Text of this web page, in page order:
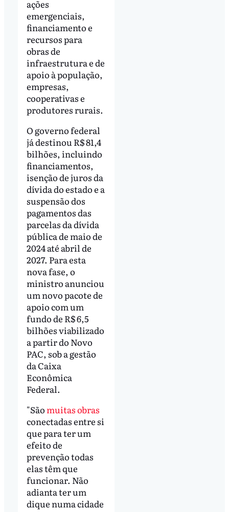
ações
emergenciais,
financiamento e
recursos para
obras de
infraestrutura e de
apoio à população,
empresas,
cooperativas e
produtores rurais.
O governo federal
já destinou R$ 81,4
bilhões, incluindo
financiamentos,
isenção de juros da
dívida do estado e a
suspensão dos
pagamentos das
parcelas da dívida
pública de maio de
2024 até abril de
2027. Para esta
nova fase, o
ministro anunciou
um novo pacote de
apoio com um
fundo de R$ 6,5
bilhões viabilizado
a partir do Novo
PAC, sob a gestão
da Caixa
Econômica
Federal.
"São muitas obras
conectadas entre si
que para ter um
efeito de
prevenção todas
elas têm que
funcionar. Não
adianta ter um
dique numa cidade